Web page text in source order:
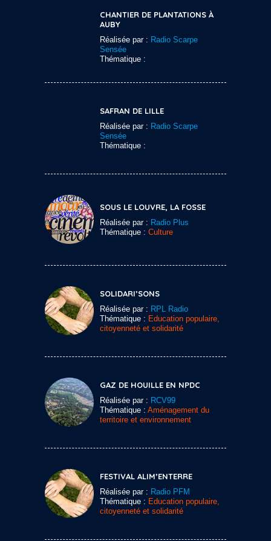
CHANTIER DE PLANTATIONS À
AUBY
Réalisée par : Radio Scarpe
Sensée
Thématique :
SAFRAN DE LILLE
Réalisée par : Radio Scarpe
Sensée
Thématique :
SOUS LE LOUVRE, LA FOSSE
Réalisée par : Radio Plus
Thématique : Culture
SOLIDARI’SONS
Réalisée par : RPL Radio
Thématique : Education populaire,
citoyenneté et solidarité
GAZ DE HOUILLE EN NPDC
Réalisée par : RCV99
Thématique : Aménagement du
territoire et environnement
FESTIVAL ALIM’ENTERRE
Réalisée par : Radio PFM
Thématique : Education populaire,
citoyenneté et solidarité